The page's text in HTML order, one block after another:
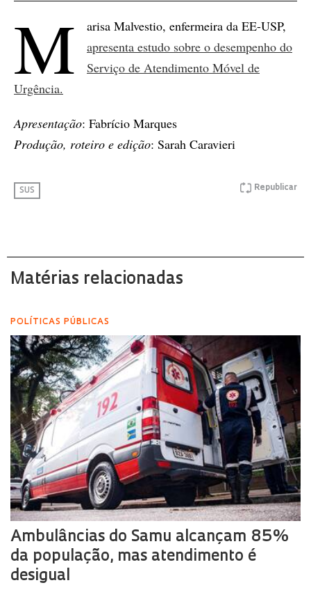
M
arisa Malvestio, enfermeira da EE-USP,
apresenta estudo sobre o desempenho do
Serviço de Atendimento Móvel de
Urgência.
Apresentação: Fabrício Marques
Produção, roteiro e edição: Sarah Caravieri
Republicar
SUS